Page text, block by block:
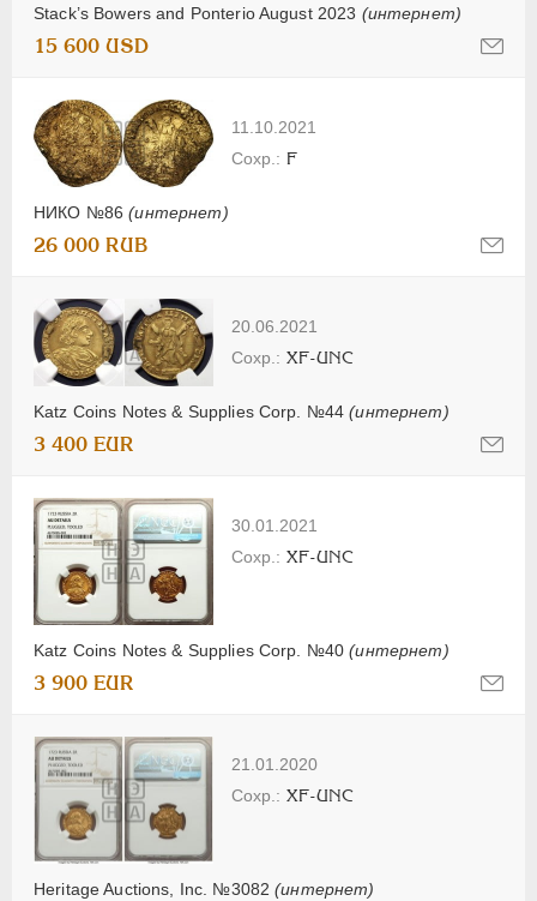
Stack’s Bowers and Ponterio August 2023 (интернет)
15 600 USD
11.10.2021
НИКО №86(интернет)
F
26 000 RUB
20.06.2021
Katz Coins Notes & Supplies Corp. №44(интернет)
XF-UNC
3 400 EUR
30.01.2021
Katz Coins Notes & Supplies Corp. №40(интернет)
XF-UNC
3 900 EUR
21.01.2020
Heritage Auctions, Inc. №3082(интернет)
XF-UNC